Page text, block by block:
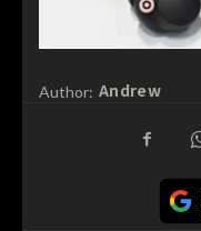
Author: Andrew